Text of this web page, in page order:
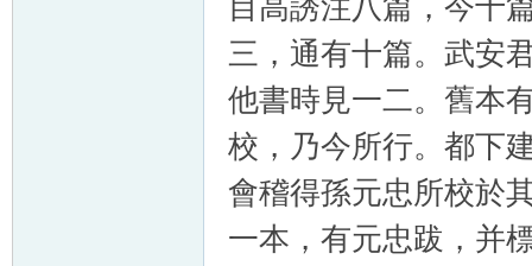
目高誘注八篇，今十
三，通有十篇。武安
他書時見一二。舊本
校，乃今所行。都
會稽得孫元忠所校於
一本，有元忠跋，并